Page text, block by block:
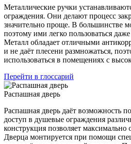
Металлические ручки
ограждения. Они делают процесс
значительно проще. В большинстве
поэтому ими легко пользоваться
Металл обладает отличными
и не даёт плесени размножаться,
использоваться в помещениях с
Перейти в глоссарий
Распашная дверь
Распашная дверь даёт возможность
доступ в душевые ограждения
конструкция позволяет максимально
Дверца монтируется при помощи